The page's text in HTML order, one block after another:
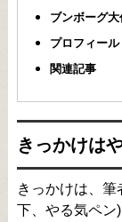
ブンボーグ
プロフィール
関連記事
きっかけは
きっかけは、筆
下、やる気ペン